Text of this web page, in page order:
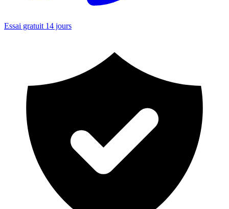
Essai gratuit 14 jours